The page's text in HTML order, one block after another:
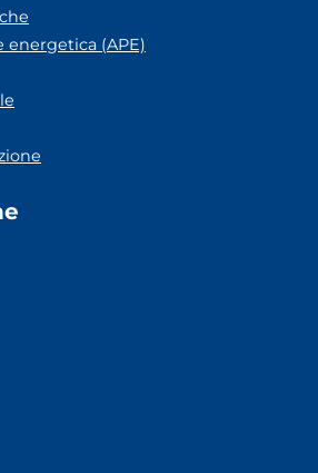
(APE)